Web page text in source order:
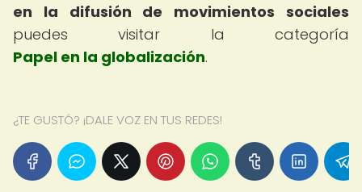
en la difusión de movimientos sociales
puedes visitar la categoría
Papel en la globalización.
¿TE GUSTÓ? ¡DALE VOZ EN TUS REDES!